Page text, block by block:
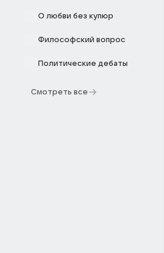
О любви без купюр
Философский вопрос
Политические дебаты
Смотреть все